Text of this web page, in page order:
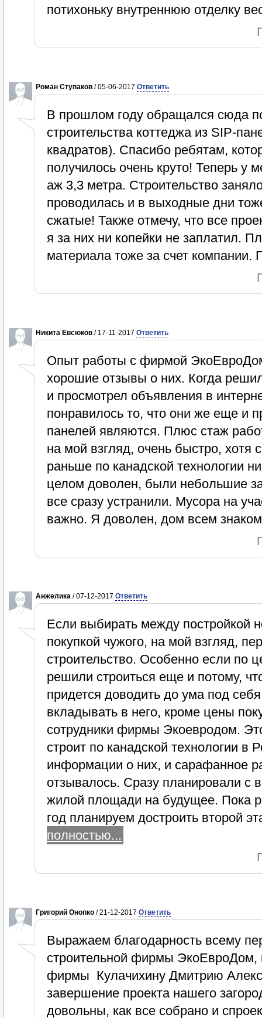
потихоньку внутреннюю отделку
Роман Ступаков / 05-06-2017 Ответить
В прошлом году обращался сюда
строительства коттеджа из SIP-
квадратов). Спасибо ребятам,
получилось очень круто! Теперь у
аж 3,3 метра. Строительство
проводилась и в выходные дни
сжатые! Также отмечу, что все
я за них ни копейки не заплатил.
материала тоже за счет компании.
Никита Евсюков / 17-11-2017 Ответить
Опыт работы с фирмой
хорошие отзывы о них. Когда
и просмотрел объявления в
понравилось то, что они же еще и
панелей являются. Плюс стаж
на мой взгляд, очень быстро, хотя
раньше по канадской технологии
целом доволен, были небольшие
все сразу устранили. Мусора на
важно. Я доволен, дом всем
Анжелика / 07-12-2017 Ответить
Если выбирать между постройкой
покупкой чужого, на мой взгляд,
строительство. Особенно если по
решили строиться еще и потому,
придется доводить до ума под
вкладывать в него, кроме цены
сотрудники фирмы Экоевродом.
строит по канадской технологии в
информации о них, и сарафанное
отзывалось. Сразу планировали с
жилой площади на будущее. Пока
год планируем достроить второй
полностью...
Григорий Онопко / 21-12-2017 Ответить
Выражаем благодарность всему
строительной фирмы ЭкоЕвроДом,
фирмы Кулачихину Дмитрию
завершение проекта нашего
довольны, как все собрано и